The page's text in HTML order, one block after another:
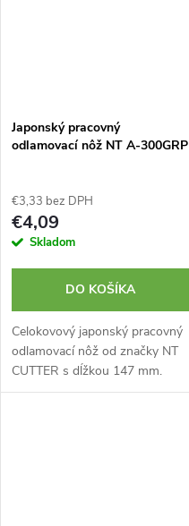
Japonský pracovný
odlamovací nôž NT A-300GRP
€3,33 bez DPH
€4,09
Skladom
DO KOŠÍKA
Celokovový japonský pracovný
odlamovací nôž od značky NT
CUTTER s dĺžkou 147 mm.
Hrúbka čepele iba 0,38 mm.